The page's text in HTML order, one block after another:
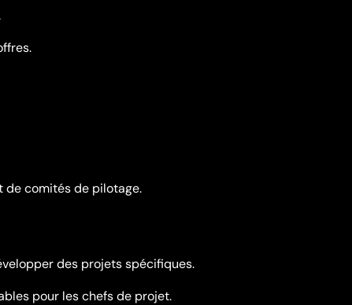
de comités de pilotage.
des projets spécifiques.
pour les chefs de projet.